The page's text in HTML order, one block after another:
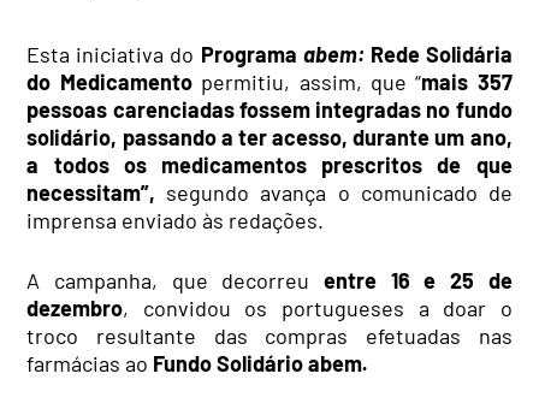
Esta iniciativa do Programa abem: Rede Solidária
do Medicamentopermitiu, assim, que “mais 357
pessoas carenciadas fossem integradas no fundo
solidário, passando a ter acesso, durante um ano,
a todos os medicamentos prescritos de que
necessitam”, segundo avança o comunicado de
imprensa enviado às redações.
A campanha, que decorreu entre 16 e 25 de
dezembro, convidou os portugueses a doar o
troco resultante das compras efetuadas nas
farmácias ao Fundo Solidário abem.